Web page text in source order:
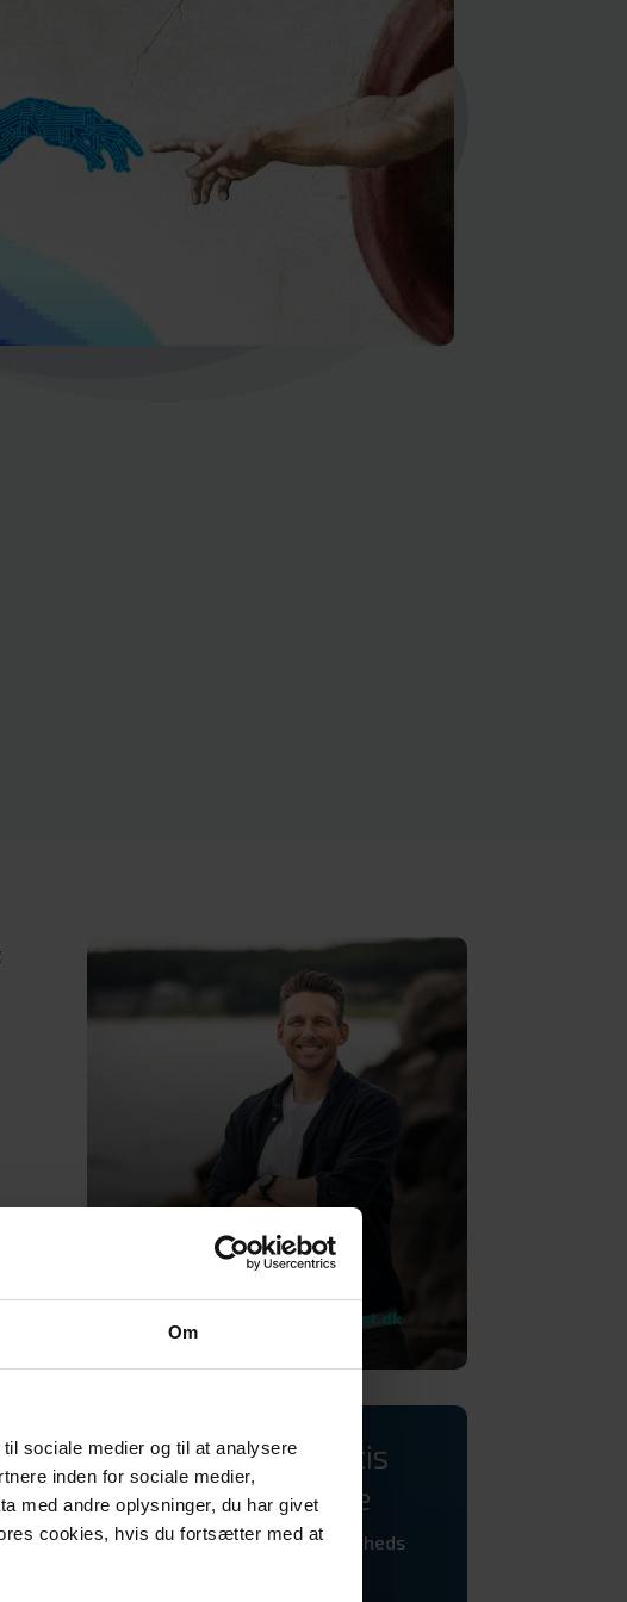
Om
sociale medier og til at analysere
inden for sociale medier,
med andre oplysninger, du har givet
cookies, hvis du fortsætter med at
Nikolaj Klena
nk@adhost.dk
Start med et gratis
inspirationsmøde
Lad os afdække din virksomheds